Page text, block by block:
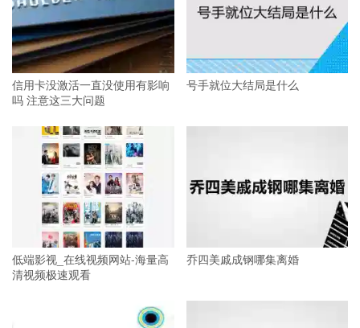
信用卡没激活一直没使用有影响
吗 注意这三大问题
号手就位大结局是什么
低端影视_在线视频网站-海量高
清视频极速观看
乔四美戚成钢哪集离婚